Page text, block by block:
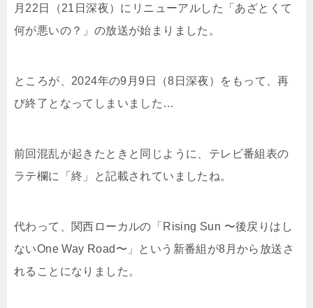
月22日（21日深夜）にリニューアルした「あざとくて
何が悪いの？」の放送が始まりました。
ところが、2024年の9月9日（8日深夜）をもって、再
び終了となってしまいました…
前回混乱が起きたときと同じように、テレビ番組表の
ラテ欄に「終」と記載されていましたね。
代わって、関西ローカルの「Rising Sun 〜後戻りはし
ないOne Way Road〜」という新番組が8月から放送さ
れることになりました。